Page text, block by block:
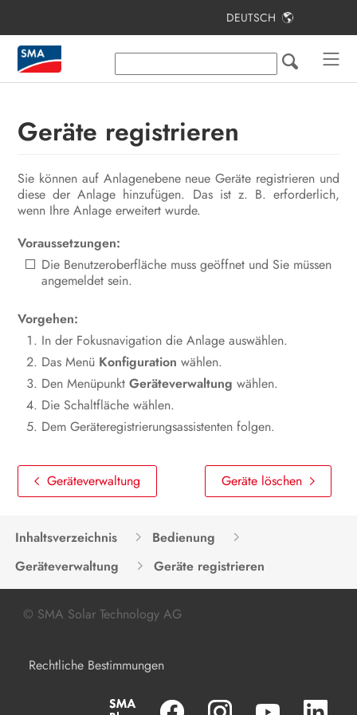
DEUTSCH
Geräte registrieren
Sie können auf Anlagenebene neue Geräte registrieren und
diese der Anlage hinzufügen. Das ist z. B. erforderlich,
wenn Ihre Anlage erweitert wurde.
Voraussetzungen:
Die Benutzeroberfläche muss geöffnet und Sie müssen
angemeldet sein.
Vorgehen:
In der Fokusnavigation die Anlage auswählen.
Das Menü Konfiguration wählen.
Den MenüpunktGeräteverwaltung wählen.
Die Schaltfläche wählen.
Dem Geräteregistrierungsassistenten folgen.
Geräteverwaltung Geräte löschen
Inhaltsverzeichnis
Bedienung
Geräteverwaltung
Geräte registrieren
© SMA Solar Technology AG
Rechtliche Bestimmungen
Inhaltsverzeichnis
Hinweise zu diesem Dokument
Lieferumfang
Lieferumfang Stele
Produktübersicht
Montage
Elektrischer Anschluss
Inbetriebnahme
Bedienung
Produkt spannungsfrei schalten
Instandhaltung
Fehlerbehebung
Produkt austauschen
Technische Daten